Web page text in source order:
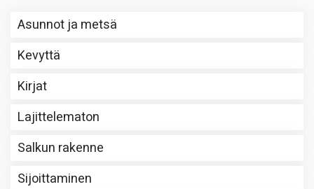
Asunnot ja metsä
Kevyttä
Kirjat
Lajittelematon
Salkun rakenne
Sijoittaminen